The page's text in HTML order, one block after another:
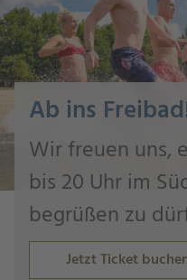
Ab ins
Wir freuen uns,
bis 20 Uhr im
begrüßen zu
Jetzt Ticket